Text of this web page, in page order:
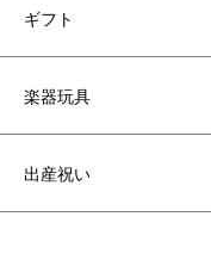
ギフト
楽器玩具
出産祝い